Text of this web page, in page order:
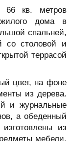
66 кв. метров
дома в
спальней,
со столовой и
террасой
цвет, на фоне
из дерева.
и журнальные
а обеденный
из
мебели,